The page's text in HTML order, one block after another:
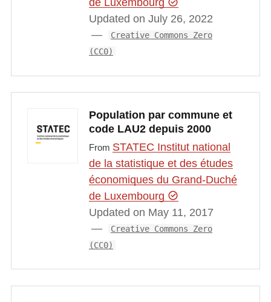
de Luxembourg
Updated on July 26, 2022
Creative Commons Zero
(CC0)
Population par commune et
code LAU2 depuis 2000
From STATEC Institut national
de la statistique et des études
économiques du Grand-Duché
de Luxembourg
Updated on May 11, 2017
Creative Commons Zero
(CC0)